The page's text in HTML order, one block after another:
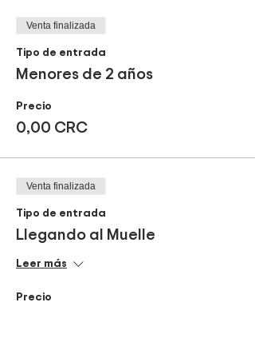
. Julio: 3,11,17,25,31
. Setiembre: 5,11,19,25
. Octubre: 3,9,17,23,31
. Diciembre: 4,12,18,26
Venta finalizada
Tipo de entrada
Menores de 2 años
Precio
0,00 CRC
Venta finalizada
Tipo de entrada
Llegando al Muelle
Leer más
Precio